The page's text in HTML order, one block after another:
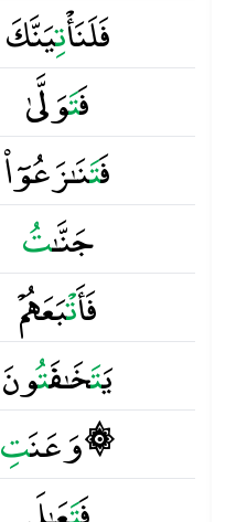
فَلَنَأْتِيَنَّكَ
فَتَوَلَّىٰ
فَتَنَـٰزَعُوٓا۟
جَنَّـٰت
فَأَتْبَعَهُمْ
يَتَخَـٰفَتُونَ
۞ وَعَنَت